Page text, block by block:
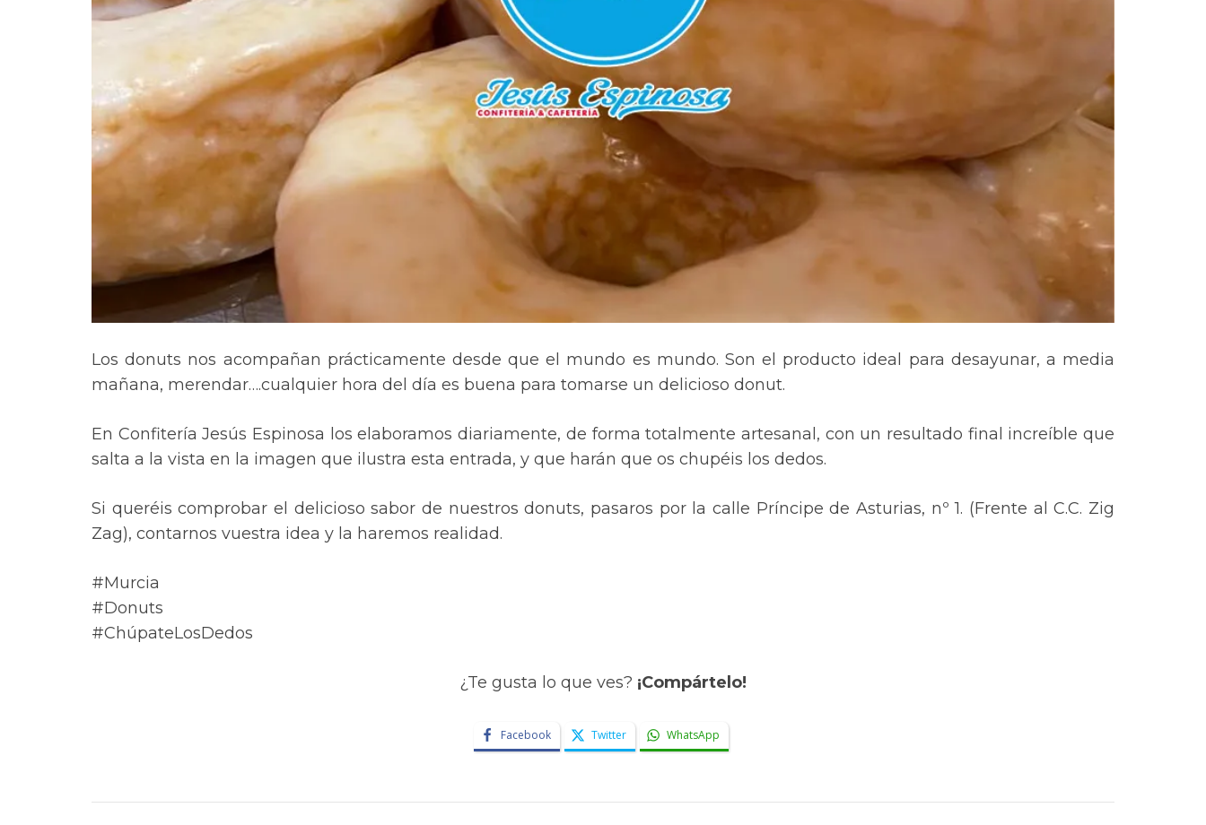
Los donuts nos acompañan prácticamente desde que el mundo es mundo. Son el producto ideal para desayunar, a media
mañana, merendar….cualquier hora del día es buena para tomarse un delicioso donut.
En Confitería Jesús Espinosa los elaboramos diariamente, de forma totalmente artesanal, con un resultado final increíble que
salta a la vista en la imagen que ilustra esta entrada, y que harán que os chupéis los dedos.
Si queréis comprobar el delicioso sabor de nuestros donuts, pasaros por la calle Príncipe de Asturias, nº 1. (Frente al C.C. Zig
Zag), contarnos vuestra idea y la haremos realidad.
#Murcia
#Donuts
#ChúpateLosDedos
¿Te gusta lo que ves? ¡Compártelo!
Facebook Twitter WhatsApp